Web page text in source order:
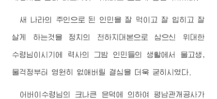
새 나라의 주인으로 된 인민을 잘 먹이고 잘 입히고 잘
살게 하는것을 정치의 천하지대본으로 삼으신 위대한
수령님 이시기에 력사의 그밤 인민들의 생활에서 물고생,
물걱정부터 영원히 없애버릴 결심을 더욱 굳히시였다.
어버이수령님 의 크나큰 은덕에 의하여 평남관개공사가